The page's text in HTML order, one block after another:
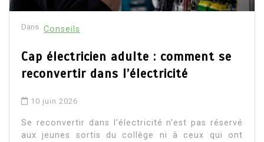
Dans Conseils
Cap électricien adulte : comment se
reconvertir dans l’électricité
10 juin 2026
Se reconvertir dans l’électricité n’est pas réservé
aux jeunes sortis du collège ni à ceux qui ont